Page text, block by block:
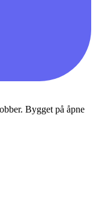
Bygget på åpne